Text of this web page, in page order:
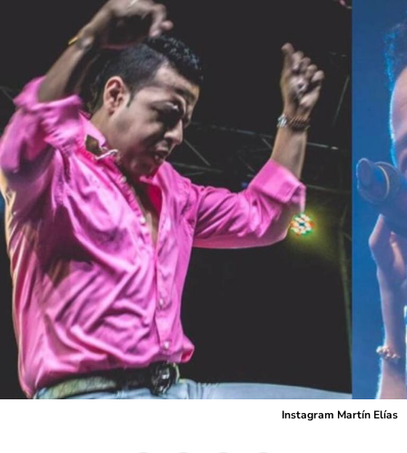
Instagram Martín Elías